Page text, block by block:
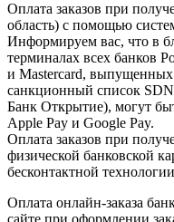
Оплата заказов при
область) с помощью
Информируем вас, что в
терминалах всех банков
и Masterсard,
санкционный список
Банк Открытие), могут
Apple Pay и Google Pay.
Оплата заказов при
физической банковской
бесконтактной
Оплата онлайн-заказа